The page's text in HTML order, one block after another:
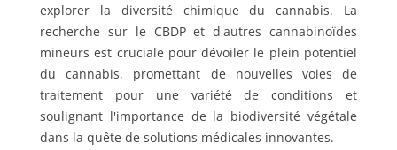
explorer la diversité chimique du cannabis. La
recherche sur le CBDP et d'autres cannabinoïdes
mineurs est cruciale pour dévoiler le plein potentiel
du cannabis, promettant de nouvelles voies de
traitement pour une variété de conditions et
soulignant l'importance de la biodiversité végétale
dans la quête de solutions médicales innovantes.